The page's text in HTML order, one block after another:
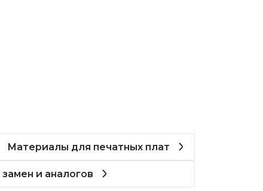
Материалы для печатных плат
и аналогов